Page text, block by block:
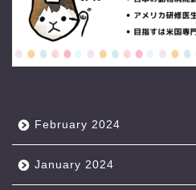
February 2024
January 2024